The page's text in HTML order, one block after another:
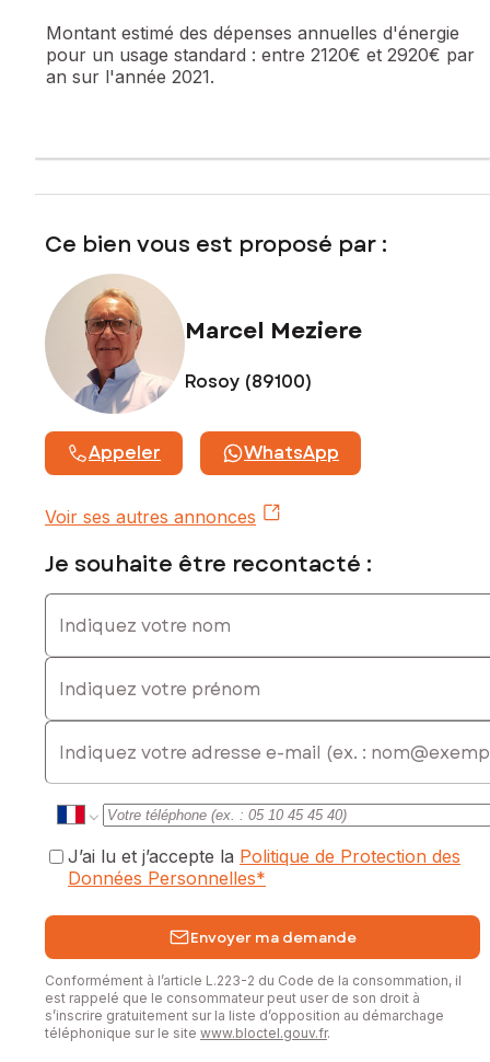
Les informations sur les risques auxquels ce bien est
exposé sont disponibles sur le site Géorisques :
www.georisques.gouv.fr
494 038 870
Montant estimé des dépenses annuelles d'énergie
pour un usage standard : entre 2120€ et 2920€ par
an sur l'année 2021.
Ce bien vous est proposé par :
Marcel Meziere
Rosoy (89100)
Appeler WhatsApp
Voir ses autres annonces
Je souhaite être recontacté :
Indiquez votre nom
Indiquez votre prénom
E-mail
J’ai lu et j’accepte la Politique de Protection des
Données Personnelles*
Envoyer ma demande
Conformément à l’article L.223-2 du Code de la consommation, il
est rappelé que le consommateur peut user de son droit à
s’inscrire gratuitement sur la liste d’opposition au démarchage
téléphonique sur le site www.bloctel.gouv.fr.